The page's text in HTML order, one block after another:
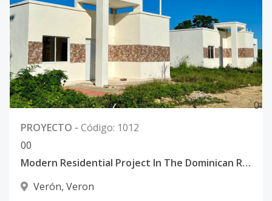
0
PROYECTO - Código: 1012
00
Modern Residential Project In The Dominican Republic With Many Models Below $100K
Verón, Veron